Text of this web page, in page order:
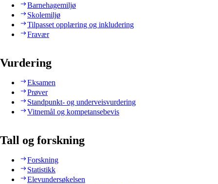
Barnehagemiljø
Skolemiljø
Tilpasset opplæring og inkludering
Fravær
Vurdering
Eksamen
Prøver
Standpunkt- og underveisvurdering
Vitnemål og kompetansebevis
Tall og forskning
Forskning
Statistikk
Elevundersøkelsen